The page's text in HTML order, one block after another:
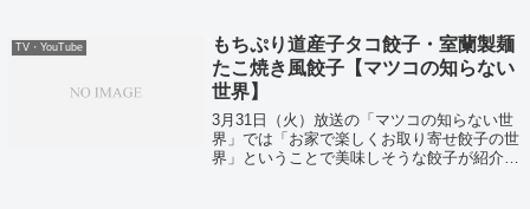
TV・YouTube
もちぷり道産子タコ餃子・室蘭製麺
たこ焼き風餃子【マツコの知らない
世界】
3月31日（火）放送の「マツコの知らない世
界」では「お家で楽しくお取り寄せ餃子の世
界」ということで美味しそうな餃子が紹介さ